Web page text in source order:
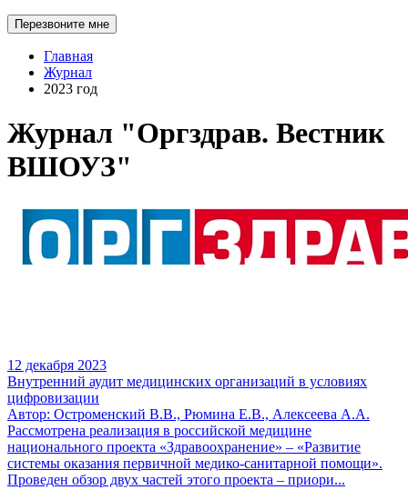
Перезвоните мне
Главная
Журнал
2023 год
Журнал "Оргздрав. Вестник
ВШОУЗ"
12 декабря 2023
Внутренний аудит медицинских организаций в условиях
цифровизации
Автор: Остроменский В.В., Рюмина Е.В., Алексеева А.А.
Рассмотрена реализация в российской медицине
национального проекта «Здравоохранение» – «Развитие
системы оказания первичной медико-санитарной помощи».
Проведен обзор двух частей этого проекта – приори...